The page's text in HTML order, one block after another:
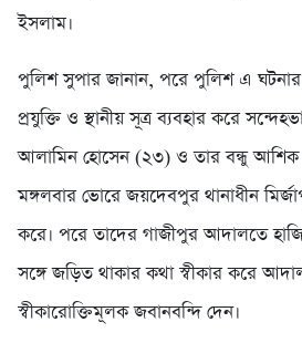
ইসলাম।
পুলিশ সুপার জানান, পরে পুলিশ এ
প্রযুক্তি ও স্থানীয় সূত্র ব্যবহার করে
আলামিন হোসেন (২৩) ও তার বন্ধু
মঙ্গলবার ভোরে জয়দেবপুর থানাধীন
করে। পরে তাদের গাজীপুর আদালতে
সঙ্গে জড়িত থাকার কথা স্বীকার করে
স্বীকারোক্তিমূলক জবানবন্দি দেন।